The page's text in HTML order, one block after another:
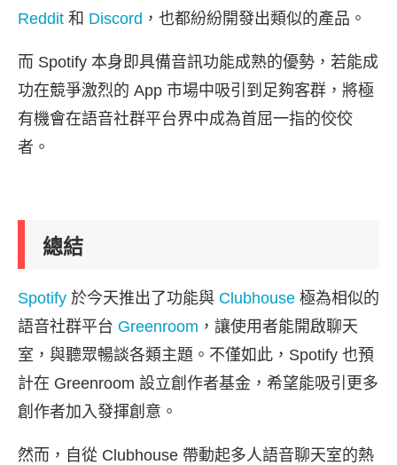
Reddit 和 Discord ，也都紛紛開發出類似的產品。
而 Spotify 本身即具備音訊功能成熟的優勢，若能成
功在競爭激烈的 App 市場中吸引到足夠客群，將極
有機會在語音社群平台界中成為首屈一指的佼佼
者。
總結
Spotify 於今天推出了功能與 Clubhouse 極為相似的
語音社群平台 Greenroom ，讓使用者能開啟聊天
室，與聽眾暢談各類主題。不僅如此，Spotify 也預
計在 Greenroom 設立創作者基金，希望能吸引更多
創作者加入發揮創意。
然而，自從 Clubhouse 帶動起多人語音聊天室的熱